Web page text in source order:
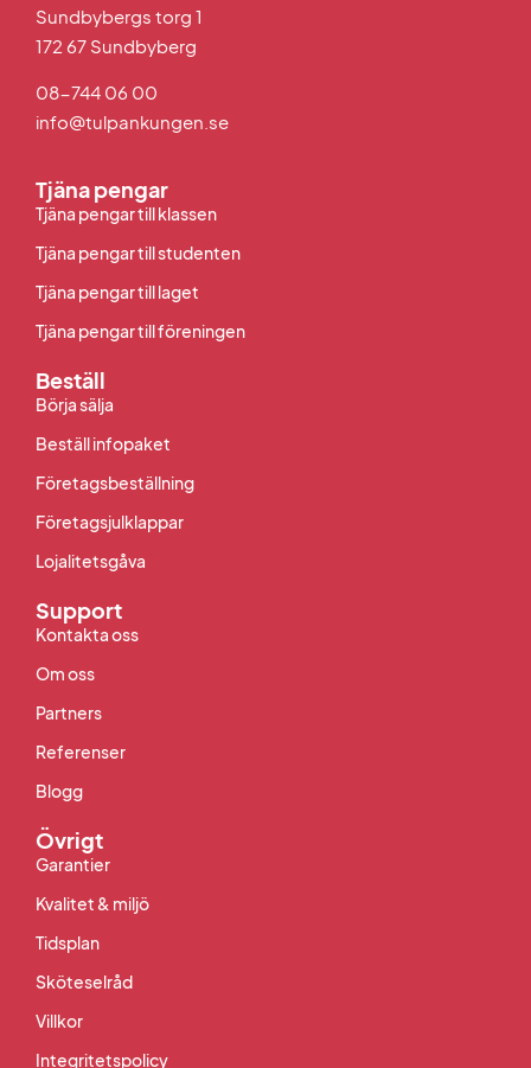
Sundbybergs torg 1
172 67 Sundbyberg
08-744 06 00
info@tulpankungen.se
Tjäna pengar
Tjäna pengar till klassen
Tjäna pengar till studenten
Tjäna pengar till laget
Tjäna pengar till föreningen
Beställ
Börja sälja
Beställ infopaket
Företagsbeställning
Företagsjulklappar
Lojalitetsgåva
Support
Kontakta oss
Om oss
Partners
Referenser
Blogg
Övrigt
Garantier
Kvalitet & miljö
Tidsplan
Sköteselråd
Villkor
Integritetspolicy